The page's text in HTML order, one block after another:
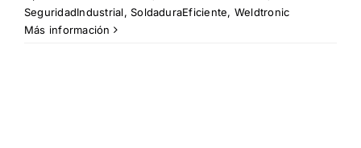
SeguridadIndustrial,SoldaduraEficiente, Weldtronic
Más información